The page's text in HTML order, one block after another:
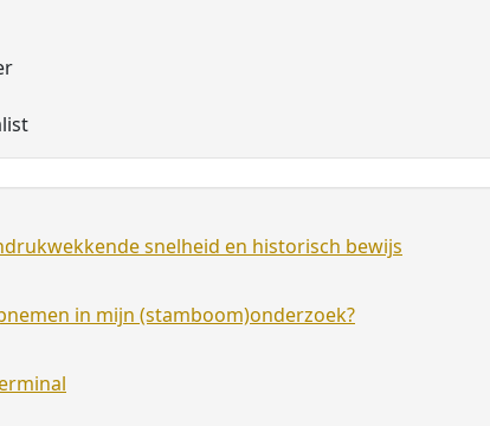
snelheid en historisch bewijs
in mijn (stamboom)onderzoek?